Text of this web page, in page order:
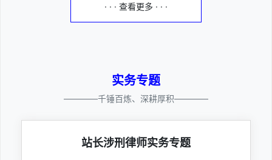
· · · 查看更多 · · ·
实务专题
————千锤百炼、深耕厚积————
站长涉刑律师实务专题